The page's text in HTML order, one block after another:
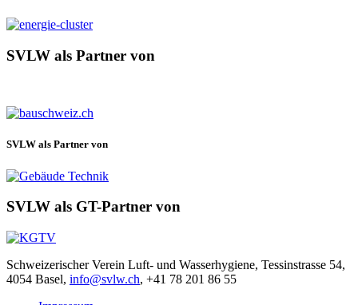
SVLW als Partner von
SVLW als Partner von
SVLW als GT-Partner von
Schweizerischer Verein Luft- und Wasserhygiene, Tessinstrasse 54,
4054 Basel, info@svlw.ch, +41 78 201 86 55